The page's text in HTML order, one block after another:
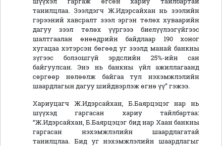
танилцлаа. Зээлдэгч Ж.Идэрсайхан нь зээлийн
гэрээний хавсралт зээл эргэн төлөх хуваарийн
дагуу зээл төлөх үүргэээ биелүүлээгүйгээс
шалтгаалан өнөөдрийн байдлаар 190 хоног
хугацаа хэтэрсэн бөгөөд уг зээлд манай банкны
зүгээс болзошгүй эрдслийн 25%-ийн сан
байгуулсан. Энэ нь банкны үйл ажиллагаанд
сөргөөр нөлөөлж байгаа тул нэхэмжлэлийн
шаардлагын дагуу шийдвэрлэж өгнө үү” гэжээ.
Хариуцагч Ж.Идэрсайхан, Б.Баярцэцэг нар нь
шүүхэд гаргасан хариу тайлбартаа:
“Ж.Идэрсайхан, Б.Баярцэцэг бид нар Хаан банкны
гаргасан нэхэмжлэлийн шаардлагатай
танилцлаа. Бид уг нэхэмжлэлийн шаардлагыг